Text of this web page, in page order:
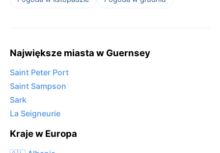
Największe miasta w Guernsey
Saint Peter Port
Saint Sampson
Sark
La Seigneurie
Kraje w Europa